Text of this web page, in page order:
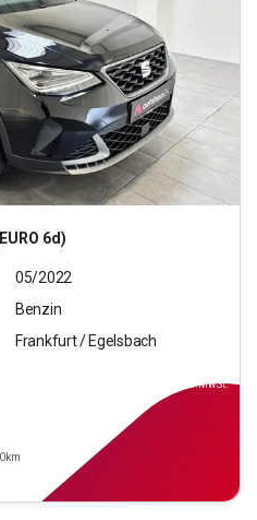
6d)
05/2022
Benzin
Frankfurt / Egelsbach
inkl.MwSt.